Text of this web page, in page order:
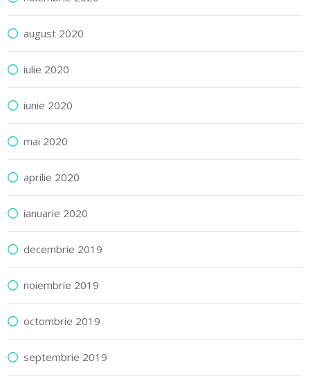
august 2020
iulie 2020
iunie 2020
mai 2020
aprilie 2020
ianuarie 2020
decembrie 2019
noiembrie 2019
octombrie 2019
septembrie 2019